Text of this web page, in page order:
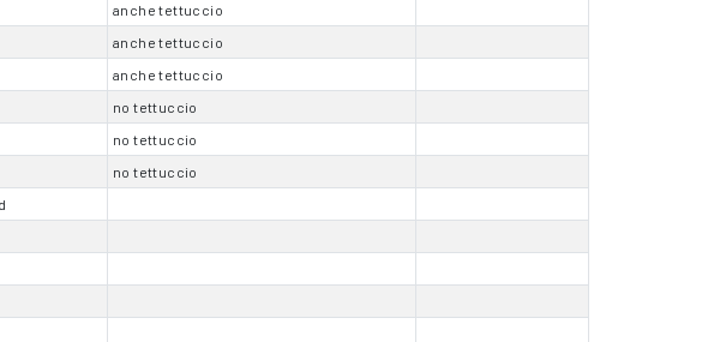
anche tettuccio
anche tettuccio
anche tettuccio
no tettuccio
no tettuccio
no tettuccio